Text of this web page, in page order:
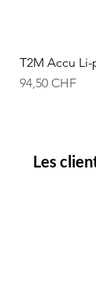
T2M Accu Li-
Prix
94,50 CHF
Les